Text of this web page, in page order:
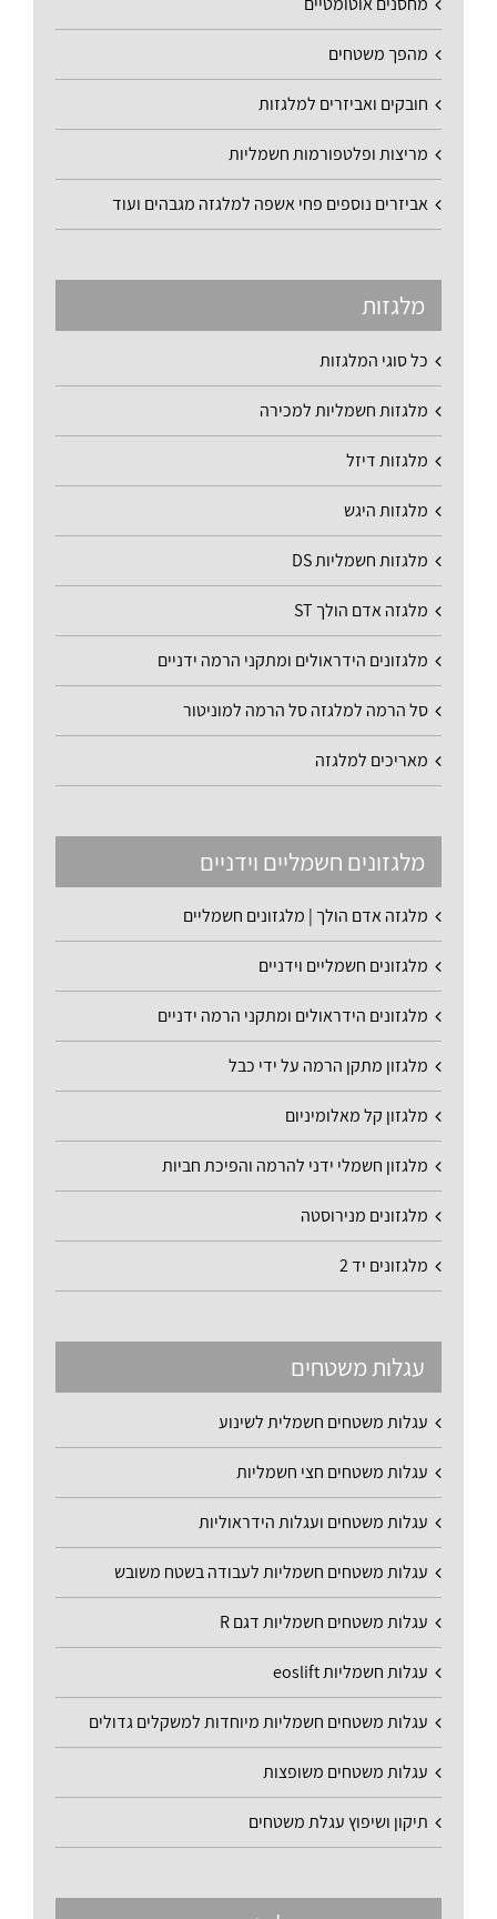
מהפך משטחים
חובקים ואביזרים למלגזות
מריצות ופלטפורמות חשמליות
אביזרים נוספים פחי אשפה למלגזה מגבהים ועוד
מלגזות
כל סוגי המלגזות
מלגזות חשמליות למכירה
מלגזות דיזל
מלגזות היגש
מלגזות חשמליות DS
מלגזה אדם הולך ST
מלגזונים הידראולים ומתקני הרמה ידניים
סל הרמה למלגזה סל הרמה למוניטור
מאריכים למלגזה
מלגזונים חשמליים וידניים
מלגזה אדם הולך | מלגזונים חשמליים
מלגזונים חשמליים וידניים
מלגזונים הידראולים ומתקני הרמה ידניים
מלגזון מתקן הרמה על ידי כבל
מלגזון קל מאלומיניום
מלגזון חשמלי ידני להרמה והפיכת חביות
מלגזונים מנירוסטה
מלגזונים יד 2
עגלות משטחים
עגלות משטחים חשמלית לשינוע
עגלות משטחים חצי חשמליות
עגלות משטחים ועגלות הידראוליות
עגלות משטחים חשמליות לעבודה בשטח משובש
עגלות משטחים חשמליות דגם R
עגלות חשמליות eoslift
עגלות משטחים חשמליות מיוחדות למשקלים גדולים
עגלות משטחים משופצות
תיקון ושיפוץ עגלת משטחים